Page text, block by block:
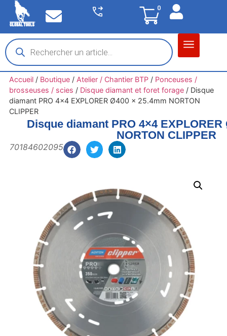
0
Accueil/ Boutique/ Atelier / Chantier BTP/ Ponceuses /
brosseuses / scies / Disque diamant et foret forage/ Disque
diamant PRO 4×4 EXPLORER Ø400 x 25.4mm NORTON
CLIPPER
Disque diamant PRO 4×4
NORTON CLIPPER
70184602095